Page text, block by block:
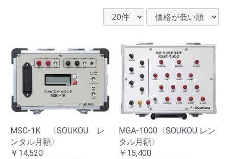
MSC-1K 〈SOUKOU レ
ンタル月額〉
￥14,520
MGA-1000〈SOUKOU レン
タル月額〉
￥15,400